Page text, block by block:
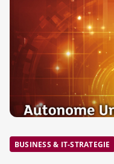
BUSINESS & IT-STRATEGIE